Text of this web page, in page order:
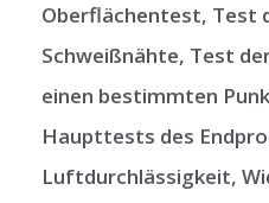
Oberflächentest, Test
Schweißnähte, Test
einen bestimmten
Haupttests des
Luftdurchlässigkeit,